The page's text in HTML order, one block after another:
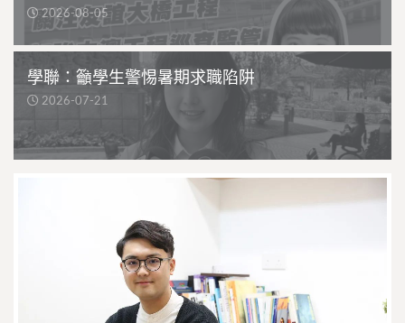
2026-08-05
學聯：籲學生警惕暑期求職陷阱
2026-07-21